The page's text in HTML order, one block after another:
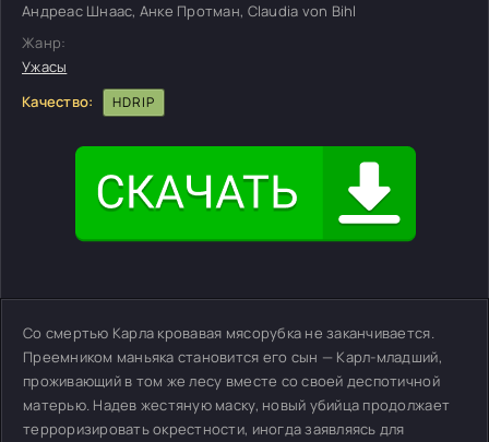
Андреас Шнаас, Анке Протман, Claudia von Bihl
Жанр:
Ужасы
Качество:
HDRIP
Со смертью Карла кровавая мясорубка не заканчивается.
Преемником маньяка становится его сын — Карл-младший,
проживающий в том же лесу вместе со своей деспотичной
матерью. Надев жестяную маску, новый убийца продолжает
терроризировать окрестности, иногда заявляясь для